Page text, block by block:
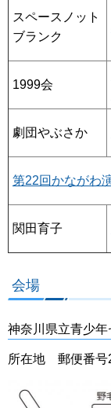
スペースノット
ブランク
1999会
劇団やぶさか
第22回かながわ
関田育子
会場
神奈川県立青少
所在地 郵便番号